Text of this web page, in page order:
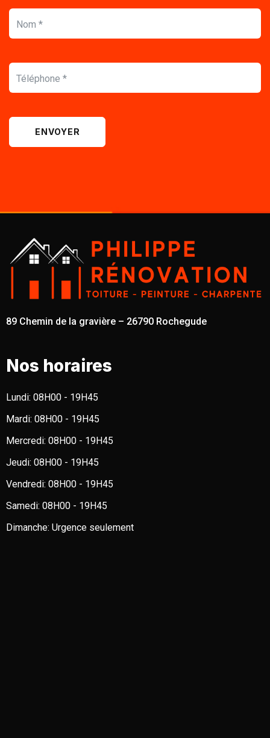
ENVOYER
89 Chemin de la gravière – 26790 Rochegude
Nos horaires
Lundi: 08H00 - 19H45
Mardi: 08H00 - 19H45
Mercredi: 08H00 - 19H45
Jeudi: 08H00 - 19H45
Vendredi: 08H00 - 19H45
Samedi: 08H00 - 19H45
Dimanche: Urgence seulement